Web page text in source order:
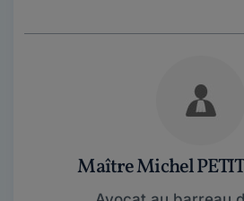
Maître Michel